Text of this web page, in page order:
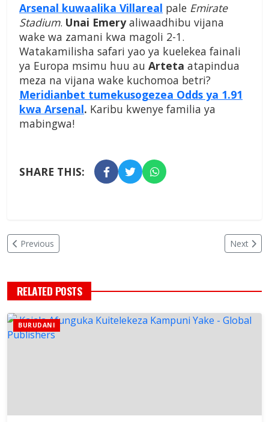
Arsenal kuwaalika Villareal pale Emirate
Stadium. Unai Emeryaliwaadhibu vijana
wake wa zamani kwa magoli 2-1.
Watakamilisha safari yao ya kuelekea fainali
ya Europa msimu huu au Arteta atapindua
meza na vijana wake kuchomoa betri?
Meridianbet tumekusogezea Odds ya 1.91
kwa Arsenal. Karibu kwenye familia ya
mabingwa!
SHARE THIS:
Previous Next
RELATED POSTS
BURUDANI